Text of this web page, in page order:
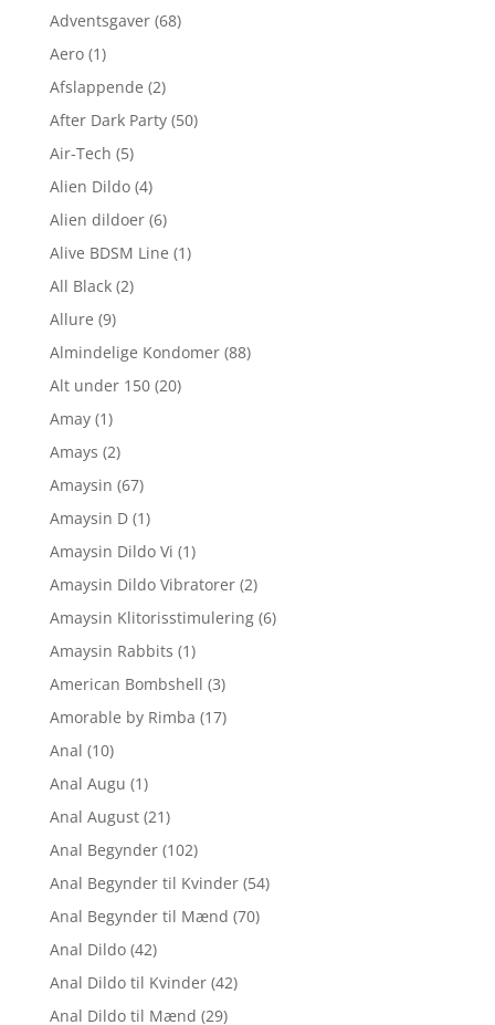
Adventsgaver (68)
Aero (1)
Afslappende (2)
After Dark Party (50)
Air-Tech (5)
Alien Dildo (4)
Alien dildoer (6)
Alive BDSM Line (1)
All Black (2)
Allure (9)
Almindelige Kondomer (88)
Alt under 150 (20)
Amay (1)
Amays (2)
Amaysin (67)
Amaysin D (1)
Amaysin Dildo Vi (1)
Amaysin Dildo Vibratorer (2)
Amaysin Klitorisstimulering (6)
Amaysin Rabbits (1)
American Bombshell (3)
Amorable by Rimba (17)
Anal (10)
Anal Augu (1)
Anal August (21)
Anal Begynder (102)
Anal Begynder til Kvinder (54)
Anal Begynder til Mænd (70)
Anal Dildo (42)
Anal Dildo til Kvinder (42)
Anal Dildo til Mænd (29)